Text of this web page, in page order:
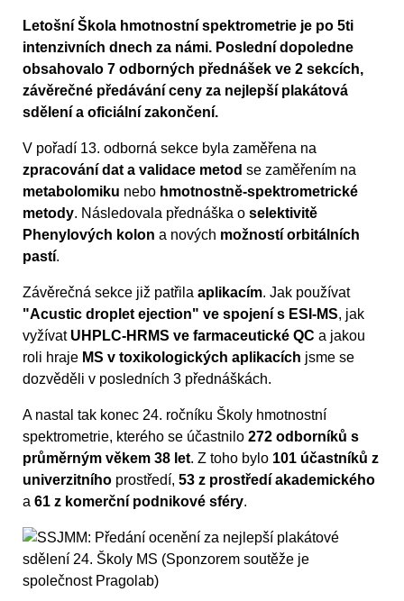
Letošní Škola hmotnostní spektrometrie je po 5ti
intenzivních dnech za námi. Poslední dopoledne
obsahovalo 7 odborných přednášek ve 2 sekcích,
závěrečné předávání ceny za nejlepší plakátová
sdělení a oficiální zakončení.
V pořadí 13. odborná sekce byla zaměřena na
zpracování dat a validace metod se zaměřením na
metabolomiku nebo hmotnostně-spektrometrické
metody. Následovala přednáška o selektivitě
Phenylových kolon a nových možností orbitálních
pastí.
Závěrečná sekce již patřila aplikacím. Jak používat
"Acustic droplet ejection" ve spojení s ESI-MS, jak
vyžívat UHPLC-HRMS ve farmaceutické QC a jakou
roli hraje MS v toxikologických aplikacích jsme se
dozvěděli v posledních 3 přednáškách.
A nastal tak konec 24. ročníku Školy hmotnostní
spektrometrie, kterého se účastnilo 272 odborníků s
průměrným věkem 38 let. Z toho bylo 101 účastníků z
univerzitního prostředí, 53 z prostředí akademického
a 61 z komerční podnikové sféry.